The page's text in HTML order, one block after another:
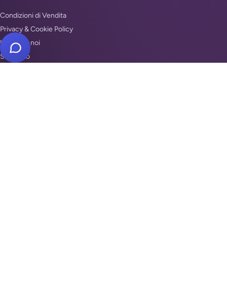
Condizioni di Vendita
Privacy & Cookie Policy
Unisciti a noi
Supporto